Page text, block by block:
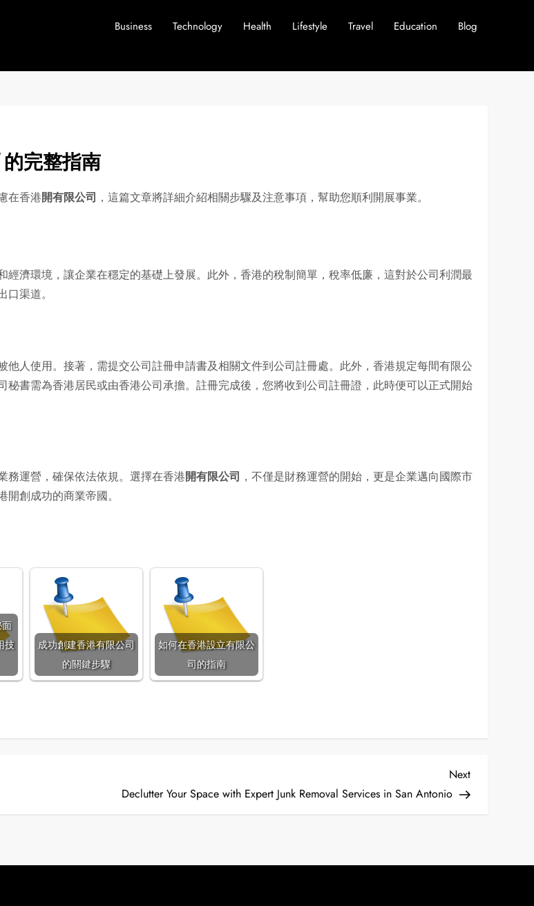
Business Technology Health Lifestyle Travel Education Blog
的完整指南
在香港開有限公司 ，這篇文章將詳細介紹相關步驟及注意事項，幫助您順利開展事業。
經濟環境，讓企業在穩定的基礎上發展。此外，香港的稅制簡單，稅率低廉，這對於公司利潤最
渠道。
他人使用。接著，需提交公司註冊申請書及相關文件到公司註冊處。此外，香港規定每間有限公
書需為香港居民或由香港公司承擔。註冊完成後，您將收到公司註冊證，此時便可以正式開始
務運營，確保依法依規。選擇在香港開有限公司 ，不僅是財務運營的開始，更是企業邁向國際市
創成功的商業帝國。
技
成功創建香港有限公司
的關鍵步驟
如何在香港設立有限公
司的指南
Next
Post
Next
Declutter Your Space with Expert Junk Removal Services in San Antonio